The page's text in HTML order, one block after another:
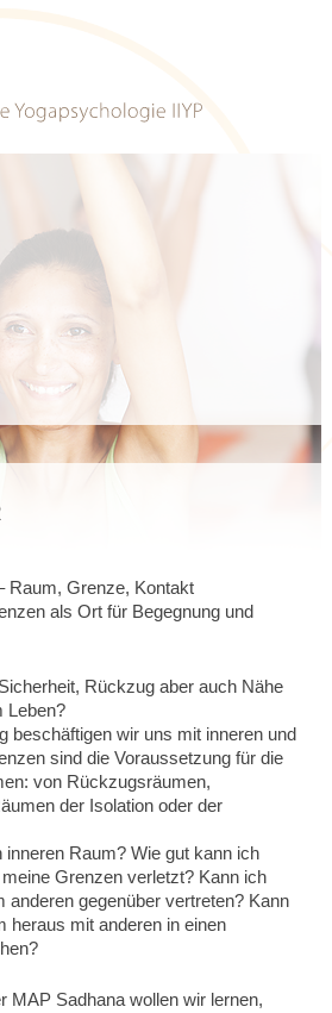
Raum, Grenze, Kontakt
als Ort für Begegnung und
Rückzug aber auch Nähe
Leben?
beschäftigen wir uns mit inneren und
sind die Voraussetzung für die
von Rückzugsräumen,
der Isolation oder der
inneren Raum? Wie gut kann ich
Grenzen verletzt? Kann ich
anderen gegenüber vertreten? Kann
heraus mit anderen in einen
MAP Sadhana wollen wir lernen,